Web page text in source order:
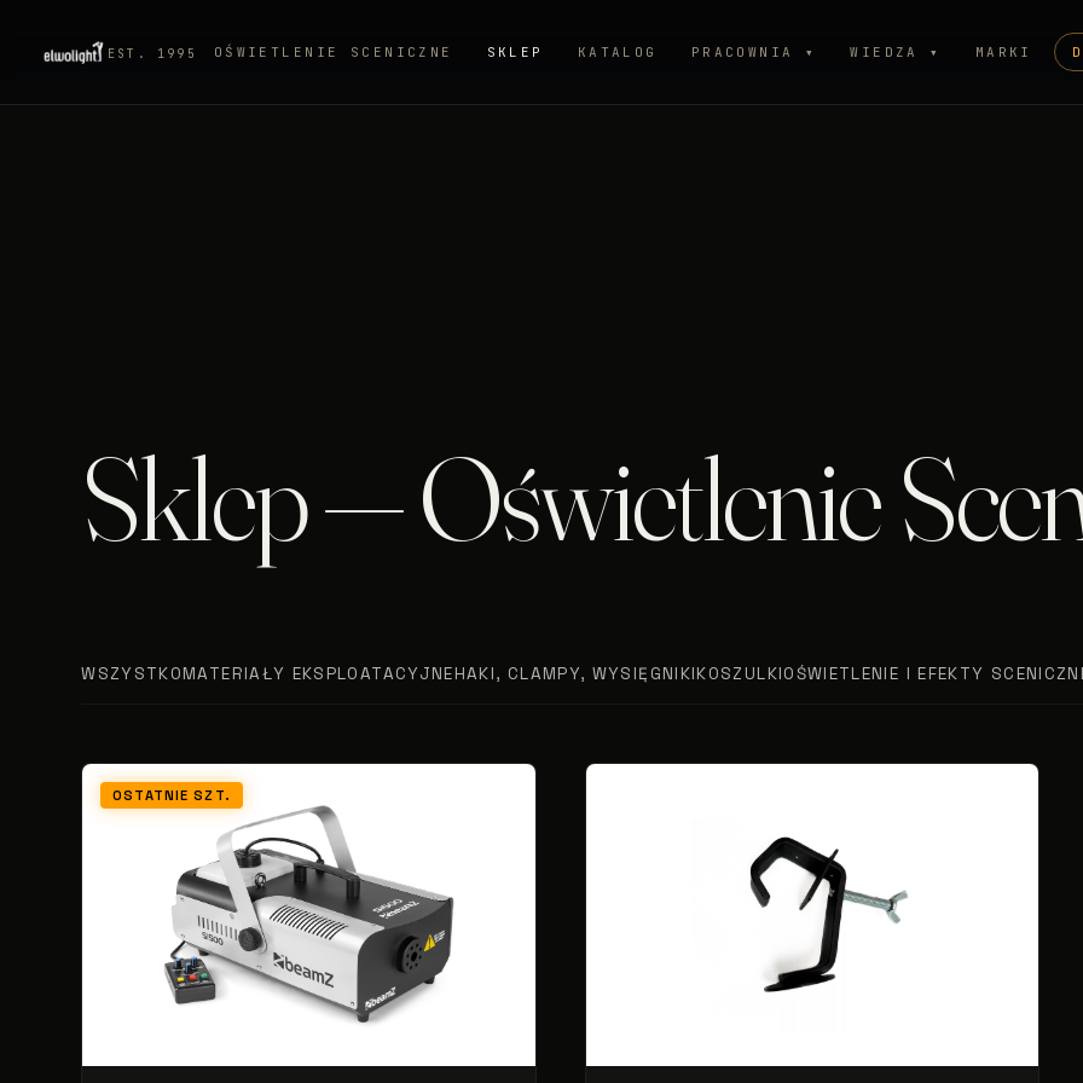
EST. 1995 OŚWIETLENIE SCENICZNE SKLEP KATALOG PRACOWNIA ▾ WIEDZA ▾ MARKI
Sklep — Oświetlenie
WSZYSTKOMATERIAŁY EKSPLOATACYJNEHAKI, CLAMPY, WYSIĘGNIKIKOSZULKIOŚWIETLENIE I EFEKTY
OSTATNIE SZT.